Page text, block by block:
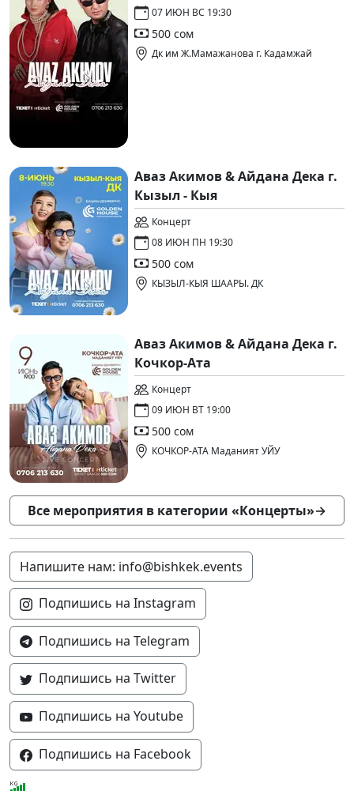
07 ИЮН ВС 19:30
500 сом
Дк им Ж.Мамажанова г. Кадамжай
Аваз Акимов & Айдана Дека г.
Кызыл - Кыя
Концерт
08 ИЮН ПН 19:30
500 сом
КЫЗЫЛ-КЫЯ ШААРЫ. ДК
Аваз Акимов & Айдана Дека г.
Кочкор-Ата
Концерт
09 ИЮН ВТ 19:00
500 сом
КОЧКОР-АТА Маданият УЙУ
Все мероприятия в категории «Концерты»→
Напишите нам: info@bishkek.events
Подпишись на Instagram
Подпишись на Telegram
Подпишись на Twitter
Подпишись на Youtube
Подпишись на Facebook